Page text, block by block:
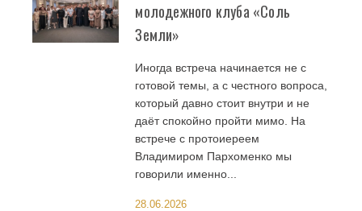
молодежного клуба «Соль
Земли»
Иногда встреча начинается не с
готовой темы, а с честного вопроса,
который давно стоит внутри и не
даёт спокойно пройти мимо. На
встрече с протоиереем
Владимиром Пархоменко мы
говорили именно...
28.06.2026